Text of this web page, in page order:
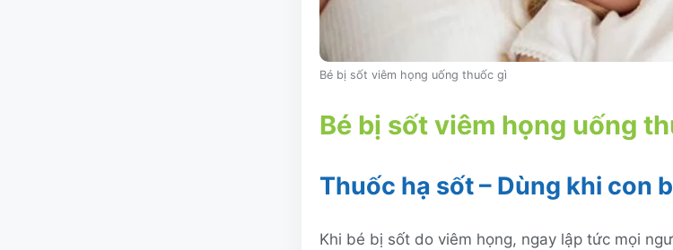
Bé bị sốt viêm họng uống thuốc gì
Bé bị sốt viêm họng uống
Thuốc hạ sốt – Dùng khi con
Khi bé bị sốt do viêm họng, ngay lập tức mọi